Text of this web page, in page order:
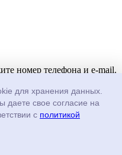
номер телефона и e-mail.
менеджеру.
для хранения данных.
даете свое согласие на
с политикой